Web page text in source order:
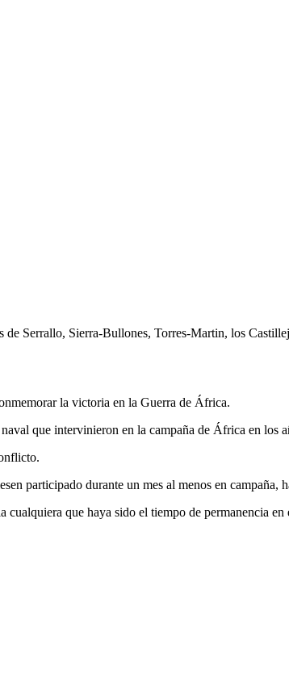
de Serrallo, Sierra-Bullones, Torres-Martin, los
la victoria en la Guerra de África.
que intervinieron en la campaña de África en los
participado durante un mes al menos en campaña,
que haya sido el tiempo de permanencia en